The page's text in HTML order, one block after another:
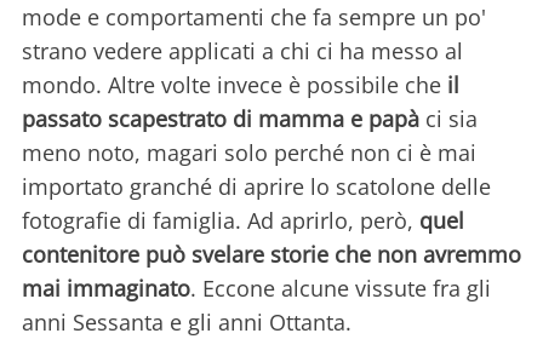
mode e comportamenti che fa sempre un po'
strano vedere applicati a chi ci ha messo al
mondo. Altre volte invece è possibile che il
passato scapestrato di mamma e papà ci sia
meno noto, magari solo perché non ci è mai
importato granché di aprire lo scatolone delle
fotografie di famiglia. Ad aprirlo, però, quel
contenitore può svelare storie che non avremmo
mai immaginato. Eccone alcune vissute fra gli
anni Sessanta e gli anni Ottanta.